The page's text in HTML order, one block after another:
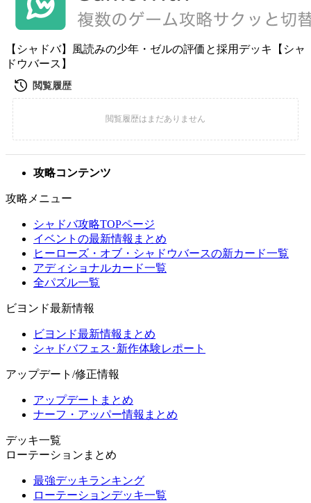
【シャドバ】風読みの少年・ゼルの評価と採用デッキ【シャ
ドウバース】
攻略コンテンツ
攻略メニュー
シャドバ攻略TOPページ
イベントの最新情報まとめ
ヒーローズ・オブ・シャドウバースの新カード一覧
アディショナルカード一覧
全パズル一覧
ビヨンド最新情報
ビヨンド最新情報まとめ
シャドバフェス･新作体験レポート
アップデート/修正情報
アップデートまとめ
ナーフ・アッパー情報まとめ
デッキ一覧
ローテーションまとめ
最強デッキランキング
ローテーションデッキ一覧